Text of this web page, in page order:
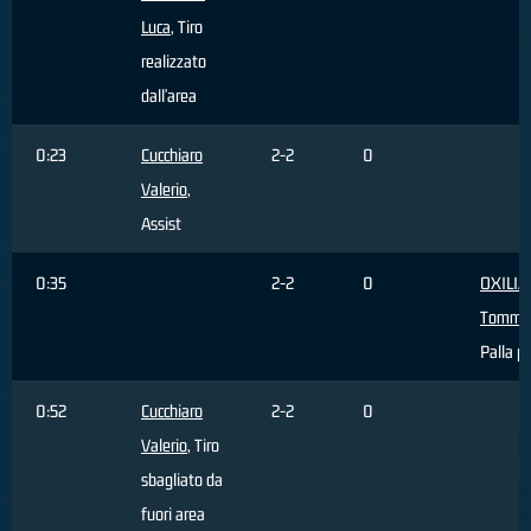
Luca, Tiro
realizzato
dall'area
0:23
Cucchiaro
Valerio,
Assist
2-2 0
0:35 2-2 0
OXILIA
Palla
0:52
Cucchiaro
Valerio, Tiro
sbagliato da
fuori area
2-2 0